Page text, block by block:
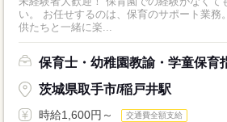
い。 お任せするのは、保育のサポート業務。 クラス担当はなく、子
供たちと一緒に楽...
保育士・幼稚園教諭・学童保育
茨城県取手市/稲戸井駅
時給1,600円～ 交通費全額支給